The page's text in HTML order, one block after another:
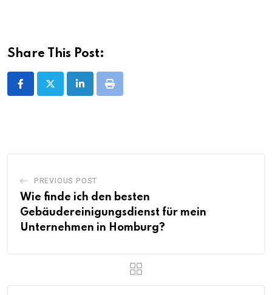
Share This Post:
LinkedInPrint
PREVIOUS POST
Wie finde ich den besten
Gebäudereinigungsdienst für mein
Unternehmen in Homburg?